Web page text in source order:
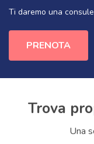
Ti daremo una
PRENOTA
Trova
Una